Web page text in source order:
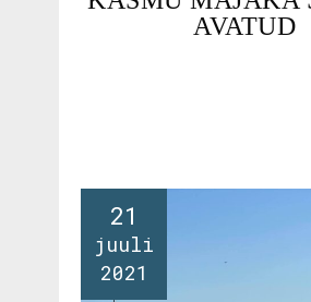
AVATUD
21
juuli
2021